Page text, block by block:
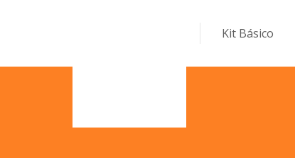
Kit Básico